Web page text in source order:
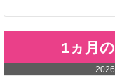
1ヵ月